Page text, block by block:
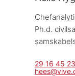
Ph.d.
29 16 45 23